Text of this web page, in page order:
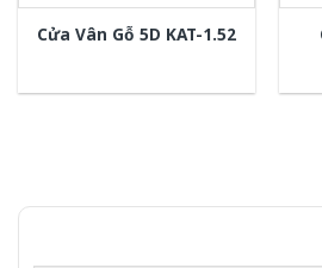
Cửa Vân Gỗ 5D KAT-1.52